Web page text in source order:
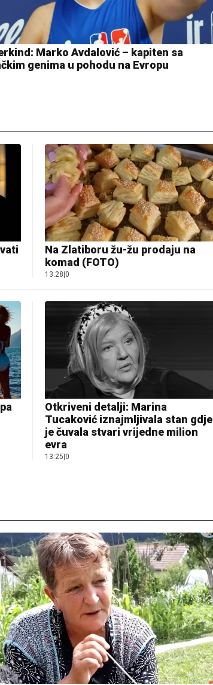
Marko Avdalović – kapiten sa
genima u pohodu na Evropu
Na Zlatiboru žu-žu prodaju na
komad (FOTO)
13:28 |0
Otkriveni detalji: Marina
Tucaković iznajmljivala stan gdje
je čuvala stvari vrijedne milion
evra
13:25 |0